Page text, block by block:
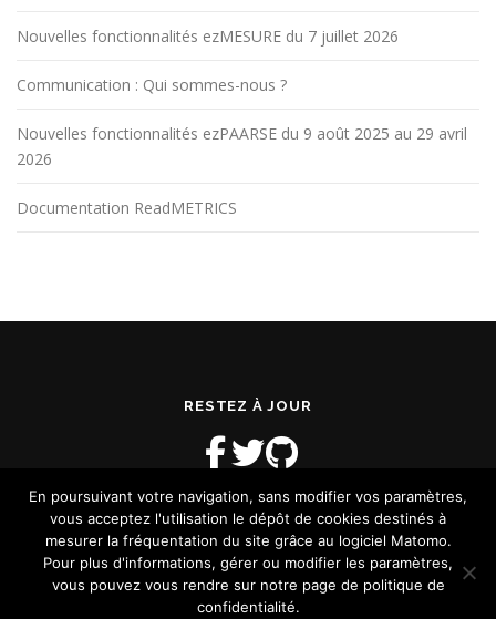
Nouvelles fonctionnalités ezMESURE du 7 juillet 2026
Communication : Qui sommes-nous ?
Nouvelles fonctionnalités ezPAARSE du 9 août 2025 au 29 avril
2026
Documentation ReadMETRICS
RESTEZ À JOUR
Copyright © 2026 Blog ReadMETRICS OnePress
thème par
En poursuivant votre navigation, sans modifier vos paramètres,
vous acceptez l'utilisation le dépôt de cookies destinés à
mesurer la fréquentation du site grâce au logiciel Matomo.
Pour plus d'informations, gérer ou modifier les paramètres,
vous pouvez vous rendre sur notre page de politique de
confidentialité.